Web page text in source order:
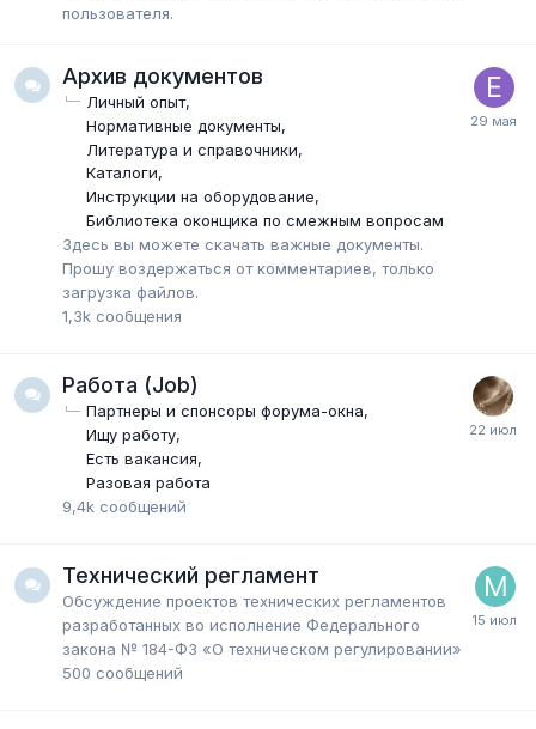
пользователя.
Архив документов
Личный опыт
Нормативные документы
Литература и справочники
Каталоги
Инструкции на оборудование
Библиотека оконщика по смежным вопросам
Здесь вы можете скачать важные документы.
Прошу воздержаться от комментариев, только
загрузка файлов.
1,3k сообщения
Работа (Job)
Партнеры и спонсоры форума-окна
Ищу работу
Есть вакансия
Разовая работа
9,4k сообщений
Технический регламент
Обсуждение проектов технических регламентов
разработанных во исполнение Федерального
закона № 184-ФЗ «О техническом регулировании»
500 сообщений